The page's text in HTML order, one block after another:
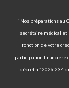
² Nos préparations au
secrétaire médical et
fonction de votre
participation financière
décret n° 2026-234